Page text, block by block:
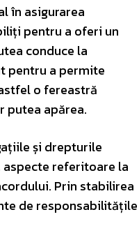
în asigurarea
pentru a oferi un
conduce la
pentru a permite
o fereastră
putea apărea.
și drepturile
referitoare la
Prin stabilirea
de responsabilitățile